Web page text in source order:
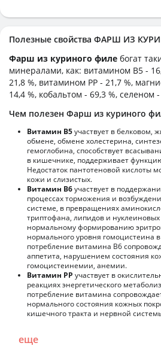
Полезные свойства ФАРШ ИЗ
Фарш из куриного филе богат
минералами, как: витамином B5 -
21,8 %, витамином PP - 21,7 %,
14,4 %, кобальтом - 69,3 %, селеном
Чем полезен Фарш из куриного
Витамин В5участвует в белковом,
обмене, обмене холестерина,
гемоглобина, способствует
в кишечнике, поддерживает
Недостаток пантотеновой кислоты
кожи и слизистых.
Витамин В6участвует в
процессах торможения и
системе, в превращениях
триптофана, липидов и нуклеиновых
нормальному формированию
нормального уровня гомоцистеина
потребление витамина В6
аппетита, нарушением состояния
гомоцистеинемии, анемии.
Витамин РР участвует в
реакциях энергетического
потребление витамина
нормального состояния кожных
кишечного тракта и нервной
еще